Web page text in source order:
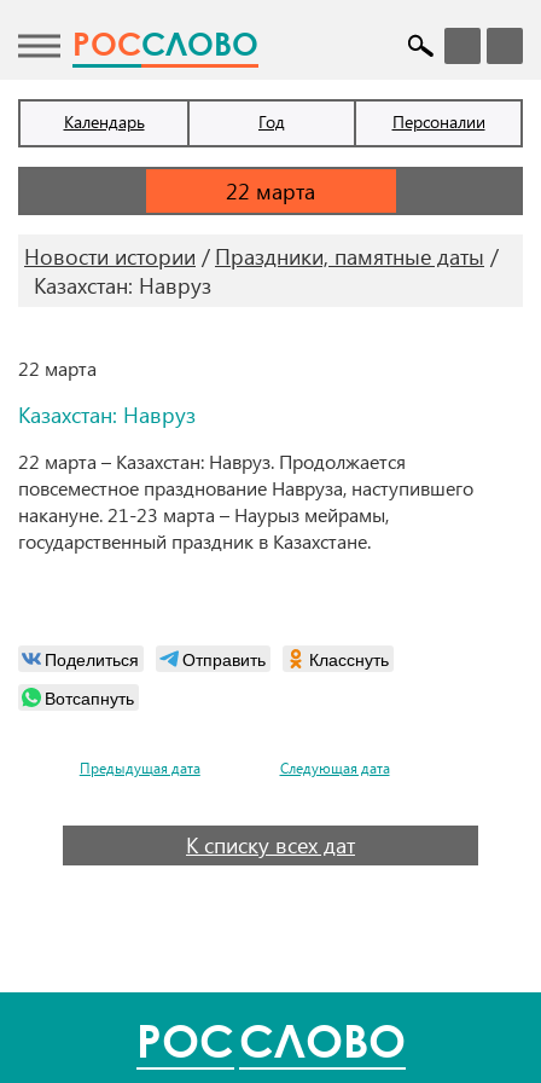
POCСЛОВО
Календарь Год Персоналии
Новости истории
Праздники, памятные даты
Казахстан: Навруз
22 марта
Казахстан: Навруз
22 марта – Казахстан: Навруз. Продолжается
повсеместное празднование Навруза, наступившего
накануне. 21-23 марта – Наурыз мейрамы,
государственный праздник в Казахстане.
Поделиться Отправить
Класснуть
Вотсапнуть
Предыдущая дата Следующая дата
К списку всех дат
POCСЛОВО